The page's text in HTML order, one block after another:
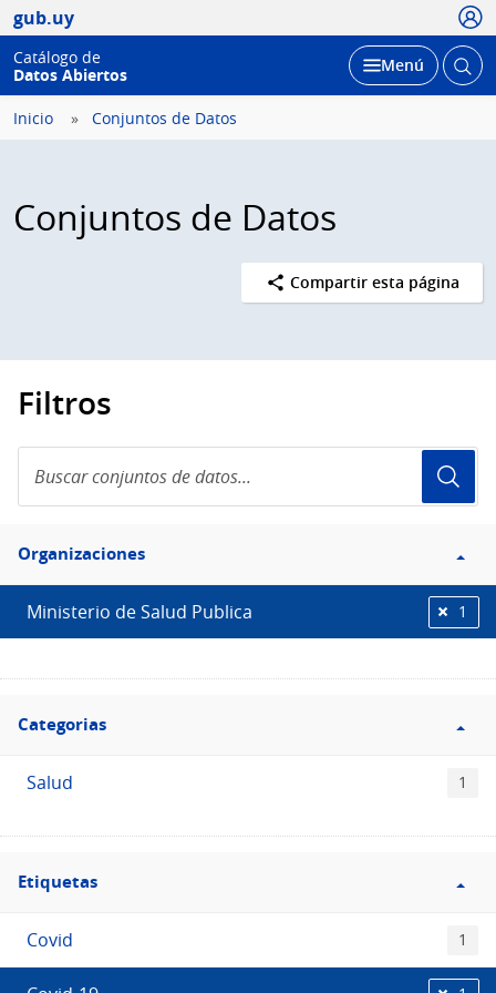
gub.uy
Catálogo de
Datos Abiertos
Desplegar
Menú Abrir
Inicio Conjuntos de Datos
Conjuntos de Datos
Compartir esta página
Filtros
conjuntos
de
Filtro
Organizaciones
Organizaciones
Ministerio de Salud Publica 1
Filtro
Categorias
Categorias
Salud 1
Filtro
Etiquetas
Etiquetas
Covid 1